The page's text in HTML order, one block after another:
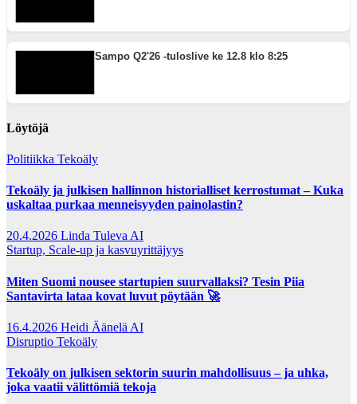
Sampo Q2'26 -tuloslive ke 12.8 klo 8:25
Löytöjä
Politiikka Tekoäly
Tekoäly ja julkisen hallinnon historialliset kerrostumat – Kuka
uskaltaa purkaa menneisyyden painolastin?
20.4.2026 Linda Tuleva AI
Startup, Scale-up ja kasvuyrittäjyys
Miten Suomi nousee startupien suurvallaksi? Tesin Piia
Santavirta lataa kovat luvut pöytään 🚀
16.4.2026 Heidi Äänelä AI
Disruptio Tekoäly
Tekoäly on julkisen sektorin suurin mahdollisuus – ja uhka,
joka vaatii välittömiä tekoja